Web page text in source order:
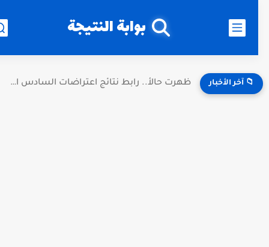
بوابة النتيجة
📁 آخر الأخبار ظهرت حالأ.. رابط نتائج اعتراضات السادس الإعدادي 2026 العراق الدور...